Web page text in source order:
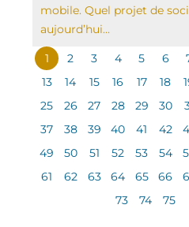
mobile. Quel projet de
aujourd’hui...
1 2 3 4 5 6
13
14 15 16 17 18
25
26 27 28 29 30
37
38 39 40 41 42
49
50 51 52 53 54
61
62 63 64 65 66
73
74 75